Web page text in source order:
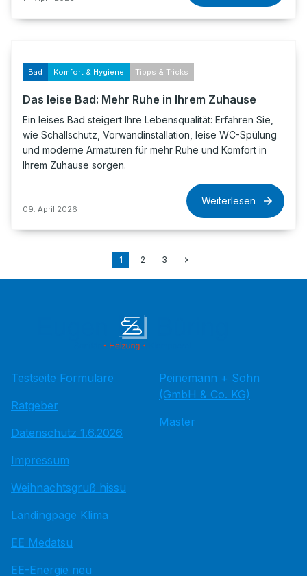
Bad Komfort & Hygiene Tipps & Tricks
Das leise Bad: Mehr Ruhe in Ihrem Zuhause
Ein leises Bad steigert Ihre Lebensqualität: Erfahren Sie,
wie Schallschutz, Vorwandinstallation, leise WC-Spülung
und moderne Armaturen für mehr Ruhe und Komfort in
Ihrem Zuhause sorgen.
09. April 2026
Weiterlesen
1 2 3
Testseite Formulare
Ratgeber
Datenschutz 1.6.2026
Impressum
Weihnachtsgruß hissu
Landingpage Klima
EE Medatsu
EE-Energie neu
Peinemann + Sohn
(GmbH & Co. KG)
Master